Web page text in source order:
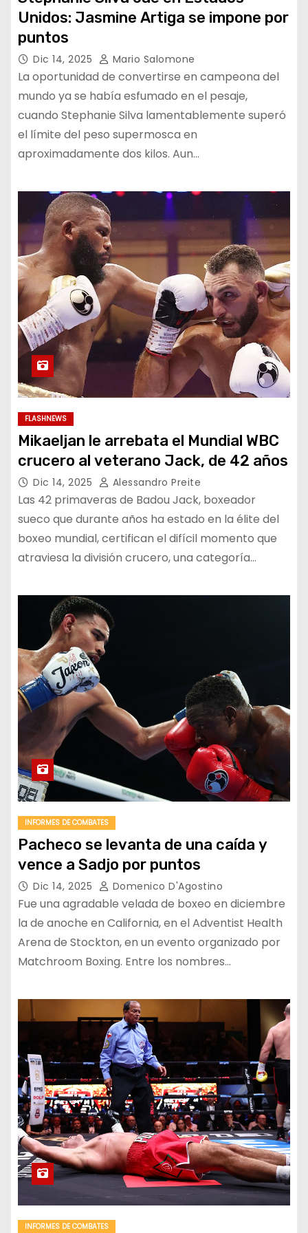
Unidos: Jasmine Artiga se impone por
puntos
Dic 14, 2025 Mario Salomone
La oportunidad de convertirse en campeona del
mundo ya se había esfumado en el pesaje,
cuando Stephanie Silva lamentablemente superó
el límite del peso supermosca en
aproximadamente dos kilos. Aun…
FLASHNEWS
Mikaeljan le arrebata el Mundial WBC
crucero al veterano Jack, de 42 años
Dic 14, 2025 Alessandro Preite
Las 42 primaveras de Badou Jack, boxeador
sueco que durante años ha estado en la élite del
boxeo mundial, certifican el difícil momento que
atraviesa la división crucero, una categoría…
INFORMES DE COMBATES
Pacheco se levanta de una caída y
vence a Sadjo por puntos
Dic 14, 2025 Domenico D'Agostino
Fue una agradable velada de boxeo en diciembre
la de anoche en California, en el Adventist Health
Arena de Stockton, en un evento organizado por
Matchroom Boxing. Entre los nombres…
INFORMES DE COMBATES